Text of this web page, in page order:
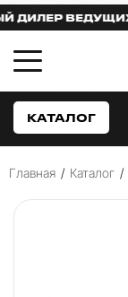
ВЕДУЩИХ
КАТАЛОГ
Главная / Каталог /